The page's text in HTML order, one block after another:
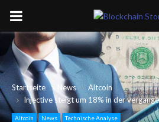
PRIMARY
MENU
Startseite News
Altcoin
Injective steigt um 18% in der
Altcoin News Technische Analyse